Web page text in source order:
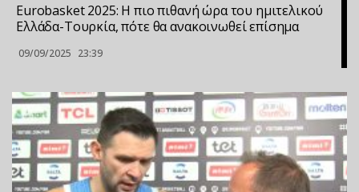
Eurobasket 2025: Η πιο πιθανή ώρα του ημιτελικού
Ελλάδα-Τουρκία, πότε θα ανακοινωθεί επίσημα
09/09/2025 23:39